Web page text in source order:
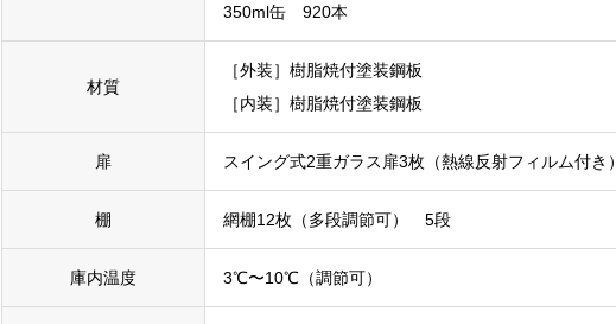
350ml缶 920本
材質
［外装］樹脂焼付塗装鋼板
［内装］樹脂焼付塗装鋼板
扉 スイング式2重ガラス扉3枚（熱線反射フィルム付き）
棚 網棚12枚（多段調節可） 5段
庫内温度 3℃〜10℃（調節可）